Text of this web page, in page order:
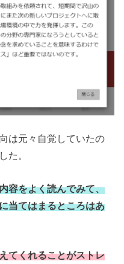
は元々自覚していたの
た。
容をよく読んでみて、
当てはまるところはあ
てくれることがストレ